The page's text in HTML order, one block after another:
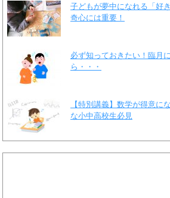
子どもが夢中になれる「好
奇心には重要！
必ず知っておきたい！臨月
ら・・・
【特別講義】数学が得意に
な小中高校生必見